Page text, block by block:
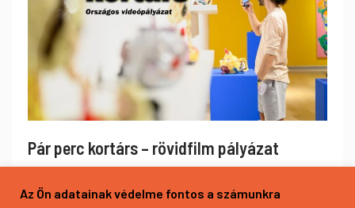
Pár perc kortárs – rövidfilm pályázat
Az Ön adatainak védelme fontos a számunkra